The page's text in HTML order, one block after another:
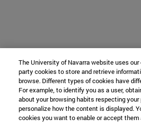
The University of Navarra website uses our
party cookies to store and retrieve
browse. Different types of cookies have
For example, to identify you as a user,
about your browsing habits respecting your
personalize how the content is displayed.
cookies you want to enable or accept them